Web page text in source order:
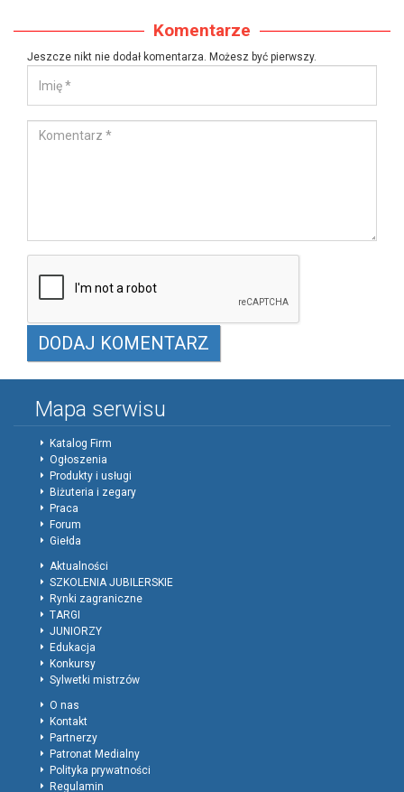
Komentarze
Jeszcze nikt nie dodał komentarza. Możesz być pierwszy.
Mapa serwisu
Katalog Firm
Ogłoszenia
Produkty i usługi
Biżuteria i zegary
Praca
Forum
Giełda
Aktualności
SZKOLENIA JUBILERSKIE
Rynki zagraniczne
TARGI
JUNIORZY
Edukacja
Konkursy
Sylwetki mistrzów
O nas
Kontakt
Partnerzy
Patronat Medialny
Polityka prywatności
Regulamin